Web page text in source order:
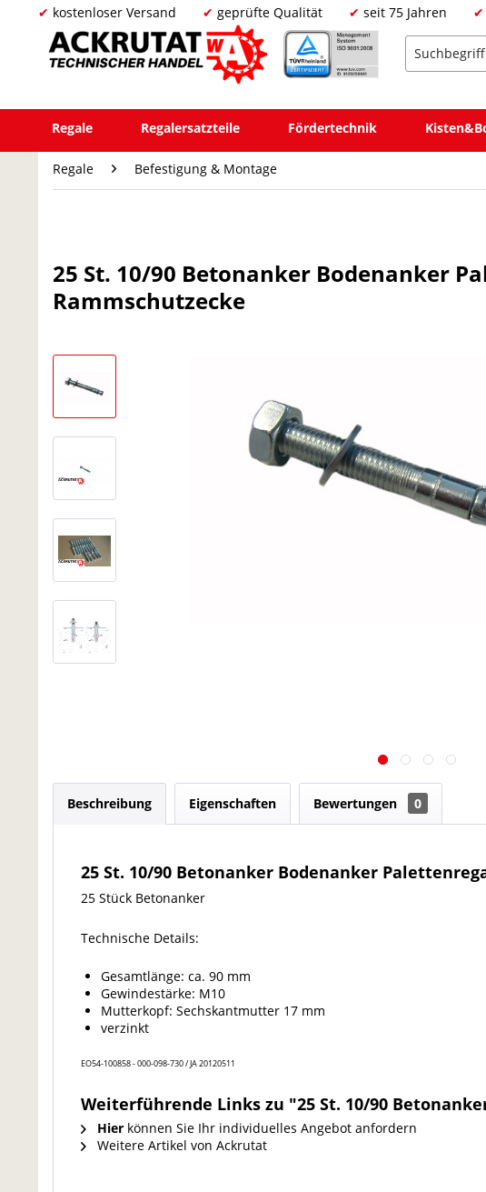
kostenloser Versand geprüfte Qualität seit 75 Jahren
Regale Regalersatzteile Fördertechnik
Regale Befestigung & Montage
25 St. 10/90 Betonanker Bodenanker
Rammschutzecke
Beschreibung Eigenschaften Bewertungen 0
25 St. 10/90 Betonanker Bodenanker
25 Stück Betonanker
Technische Details:
Gesamtlänge: ca. 90 mm
Gewindestärke: M10
Mutterkopf: Sechskantmutter 17 mm
verzinkt
EO54-100858 - 000-098-730 / JA 20120511
Weiterführende Links zu "25 St. 10/90
Hier können Sie Ihr individuelles Angebot anfordern
Weitere Artikel von Ackrutat